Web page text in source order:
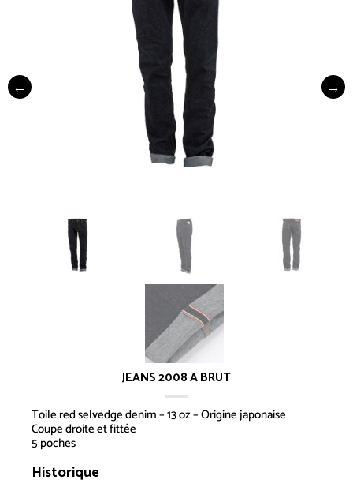
JEANS 2008 A BRUT
Toile red selvedge denim – 13 oz – Origine japonaise
Coupe droite et fittée
5 poches
Historique